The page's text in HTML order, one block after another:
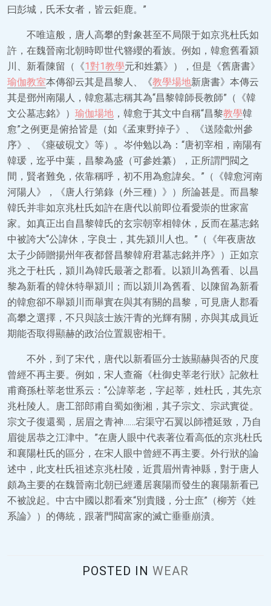
曰彭城，氏禾女者，皆云鉅鹿。”
不唯這般，唐人高攀的對象甚至不局限于如京兆杜氏如
許，在魏晉南北朝時即世代簪纓的看族。例如，韓愈舊看潁
川、新看陳留（《1對1教學元和姓纂》），但是《舊唐書》
瑜伽教室本傳卻云其是昌黎人、《教學場地新唐書》本傳云
其是鄧州南陽人，韓愈墓志稱其為“昌黎韓師長教師”（《韓
文公墓志銘》） 瑜伽場地 ，韓愈于其文中自稱“昌黎教學韓
愈”之例更是俯拾皆是（如《孟東野掉子》、《送陸歙州參
序》、《瘞破硯文》等）。岑仲勉以為：“唐初宰相，南陽有
韓瑗，迄乎中葉，昌黎為盛（可參姓纂），正所謂門閥之
間，賢者難免，依靠稱呼，初不用為愈諱矣。”（《韓愈河南
河陽人》，《唐人行第錄（外三種）》）所論甚是。而昌黎
韓氏并非如京兆杜氏如許在唐代以前即位看愛崇的世家富
家。如真正出自昌黎韓氏的玄宗朝宰相韓休，反而在墓志銘
中被誇大“公諱休，字良士，其先潁川人也。”（《年夜唐故
太子少師贈揚州年夜都督昌黎韓府君墓志銘并序》）正如京
兆之于杜氏，潁川為韓氏最著之郡看。以潁川為舊看、以昌
黎為新看的韓休特舉潁川；而以潁川為舊看、以陳留為新看
的韓愈卻不舉潁川而舉實在與其有關的昌黎，可見唐人郡看
高攀之選擇，不只與該士族汗青的光輝有關，亦與其成員近
期能否取得顯赫的政治位置親密相干。
不外，到了宋代，唐代以新看區分士族顯赫與否的尺度
曾經不再主要。例如，宋人查籥《杜御史莘老行狀》記敘杜
甫裔孫杜莘老世系云：“公諱莘老，字起莘，姓杜氏，其先京
兆杜陵人。唐工部郎甫自蜀如衡湘，其子宗文、宗武實從。
宗文子復還蜀，居眉之青神……宕渠守石翼以師禮延致，乃自
眉徙居恭之江津中。”在唐人眼中代表著位看高低的京兆杜氏
和襄陽杜氏的區分，在宋人眼中曾經不再主要。外行狀的論
述中，此支杜氏祖述京兆杜陵，近貫眉州青神縣，對于唐人
頗為主要的在魏晉南北朝已經遷居襄陽而發生的襄陽新看已
不被說起。中古中國以郡看來“別貴賤，分士庶”（柳芳《姓
系論》）的傳統，跟著門閥富家的滅亡垂垂崩潰。
POSTED IN WEAR